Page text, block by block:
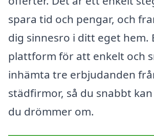
spara tid och pengar, och
dig sinnesro i ditt eget hem.
plattform för att enkelt och
inhämta tre erbjudanden
städfirmor, så du snabbt
du drömmer om.